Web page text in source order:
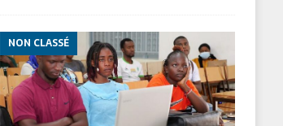
NON CLASSÉ